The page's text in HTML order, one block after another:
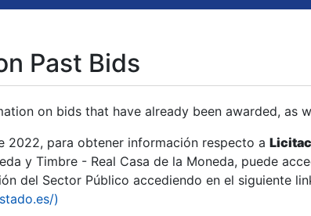
Past Bids
on bids that have already been awarded, as
2022, para obtener información respecto a
y Timbre - Real Casa de la Moneda, puede
del Sector Público accediendo en el siguiente
)